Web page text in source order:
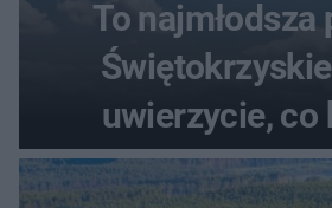
To najmłodsza
uwierzycie, co